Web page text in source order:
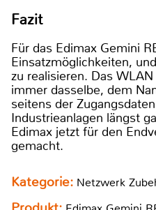
Fazit
Für das Edimax Gemini
Einsatzmöglichkeiten,
zu realisieren. Das
immer dasselbe, dem
seitens der
Industrieanlagen längst
Edimax jetzt für den
gemacht.
Kategorie: Netzwerk